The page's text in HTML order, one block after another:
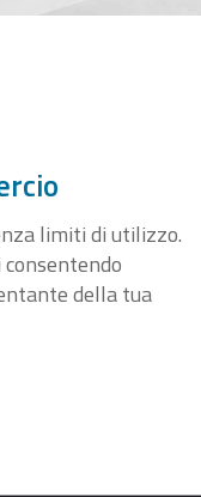
limiti di utilizzo.
della tua